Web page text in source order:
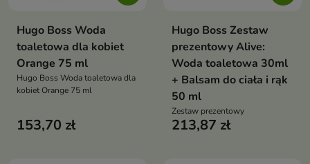
Hugo Boss Woda
toaletowa dla kobiet
Orange 75 ml
Hugo Boss Woda toaletowa dla
kobiet Orange 75 ml
153,70 zł
Hugo Boss Zestaw
prezentowy Alive:
Woda toaletowa 30ml
+ Balsam do ciała i rąk
50 ml
Zestaw prezentowy
213,87 zł